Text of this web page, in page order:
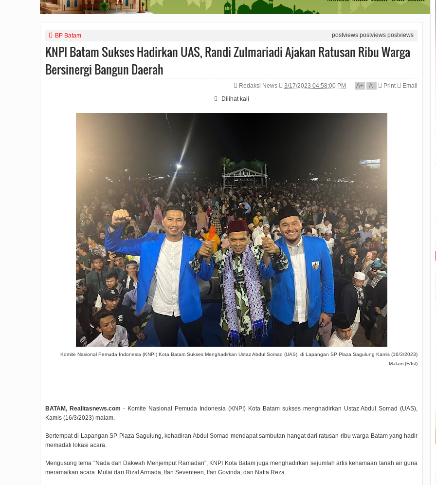
BP Batam postviewspostviewspostviews
KNPI Batam Sukses Hadirkan UAS, Randi Zulmariadi Ajakan Ratusan Ribu Warga
Bersinergi Bangun Daerah
Redaksi News 3/17/2023 04:58:00 PM A+ A- Print
Email
Dilihat kali
Komite Nasional Pemuda Indonesia (KNPI) Kota Batam Sukses Menghadirkan Ustaz Abdul Somad (UAS), di Lapangan SP Plaza Sagulung Kamis (16/3/2023)
Malam.(F/Ist)
BATAM, Realitasnews.com - Komite Nasional Pemuda Indonesia (KNPI) Kota Batam sukses menghadirkan Ustaz Abdul Somad (UAS),
Kamis (16/3/2023) malam.
Bertempat di Lapangan SP Plaza Sagulung, kehadiran Abdul Somad mendapat sambutan hangat dari ratusan ribu warga Batam yang hadir
memadati lokasi acara.
Mengusung tema "Nada dan Dakwah Menjemput Ramadan", KNPI Kota Batam juga menghadirkan sejumlah artis kenamaan tanah air guna
meramaikan acara. Mulai dari Rizal Armada, Ifan Seventeen, Ifan Govinda, dan Natta Reza.